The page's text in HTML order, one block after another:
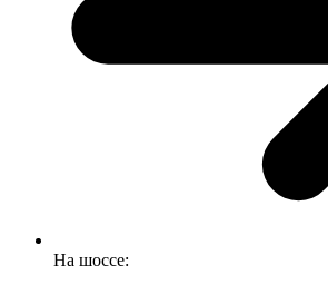
На шоссе: